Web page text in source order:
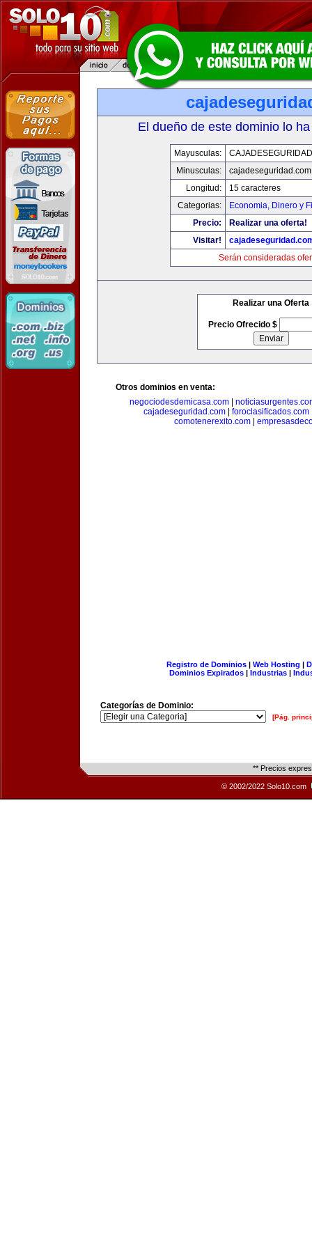
El dueño de este dominio lo
Mayusculas:
Minusculas:
cajadeseguridad.com
Longitud:
15 caracteres
Categorias:
Economia, Dinero y
Precio:
Realizar una oferta!
Visitar!
Serán consideradas
Realizar una Oferta
Precio Ofrecido $
Otros dominios en venta:
negociodesdemicasa.com
cajadeseguridad.com
foroclasificados.com
comotenerexito.com|
Registro de Dominios| Web Hosting |
Dominios Expirados | Industrias |
Categorías de Dominio:
[Pág.
** Precios
© 2002/2022 Solo10.com